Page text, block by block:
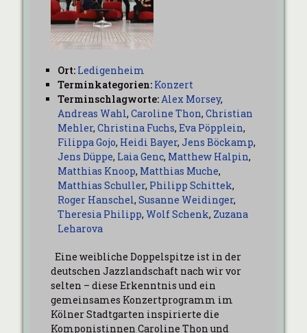
Ort: Ledigenheim
Terminkategorien: Konzert
Terminschlagworte:Alex Morsey,
Andreas Wahl, Caroline Thon, Christian
Mehler, Christina Fuchs, Eva Pöpplein,
Filippa Gojo, Heidi Bayer, Jens Böckamp,
Jens Düppe, Laia Genc, Matthew Halpin,
Matthias Knoop, Matthias Muche,
Matthias Schuller, Philipp Schittek,
Roger Hanschel, Susanne Weidinger,
Theresia Philipp, Wolf Schenk, Zuzana
Leharova
Eine weibliche Doppelspitze ist in der
deutschen Jazzlandschaft nach wir vor
selten – diese Erkenntnis und ein
gemeinsames Konzertprogramm im
Kölner Stadtgarten inspirierte die
Komponistinnen Caroline Thon und